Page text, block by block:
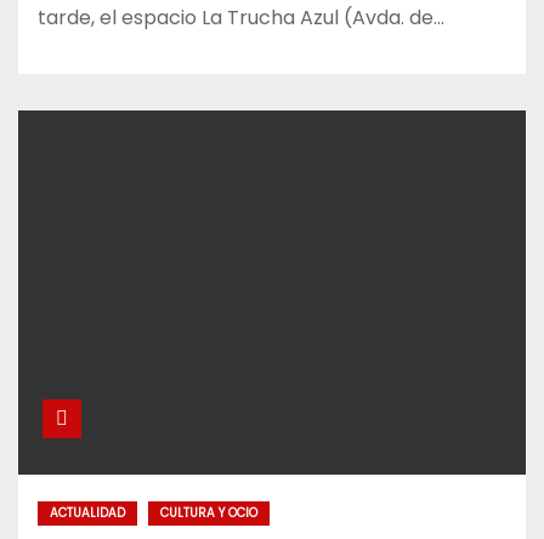
tarde, el espacio La Trucha Azul (Avda. de…
ACTUALIDAD CULTURA Y OCIO